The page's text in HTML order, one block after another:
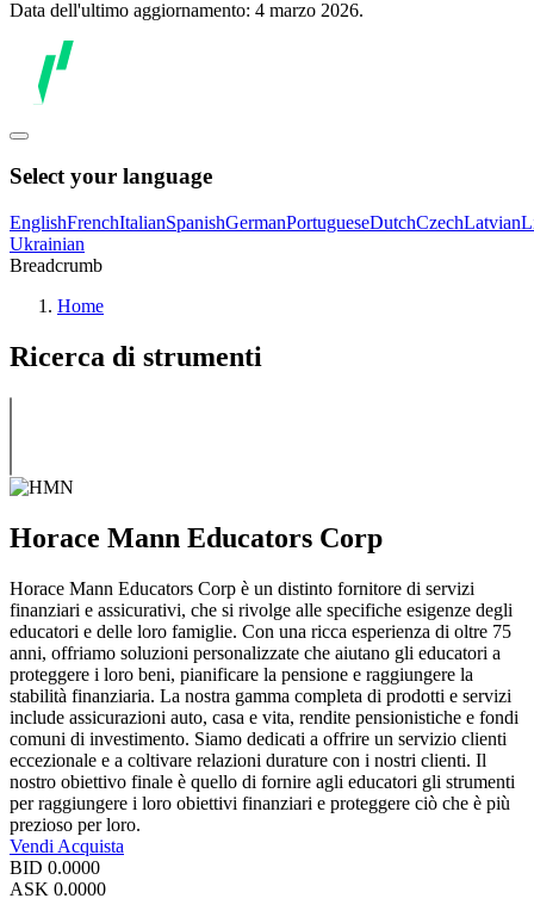
Data dell'ultimo aggiornamento: 4 marzo 2026.
Select your language
EnglishFrenchItalianSpanishGermanPortugueseDutchCzechLatvian
Ukrainian
Breadcrumb
Home
Ricerca di strumenti
Horace Mann Educators Corp
Horace Mann Educators Corp è un distinto fornitore di servizi
finanziari e assicurativi, che si rivolge alle specifiche esigenze degli
educatori e delle loro famiglie. Con una ricca esperienza di oltre 75
anni, offriamo soluzioni personalizzate che aiutano gli educatori a
proteggere i loro beni, pianificare la pensione e raggiungere la
stabilità finanziaria. La nostra gamma completa di prodotti e servizi
include assicurazioni auto, casa e vita, rendite pensionistiche e fondi
comuni di investimento. Siamo dedicati a offrire un servizio clienti
eccezionale e a coltivare relazioni durature con i nostri clienti. Il
nostro obiettivo finale è quello di fornire agli educatori gli strumenti
per raggiungere i loro obiettivi finanziari e proteggere ciò che è più
prezioso per loro.
Vendi Acquista
BID 0.0000
ASK 0.0000